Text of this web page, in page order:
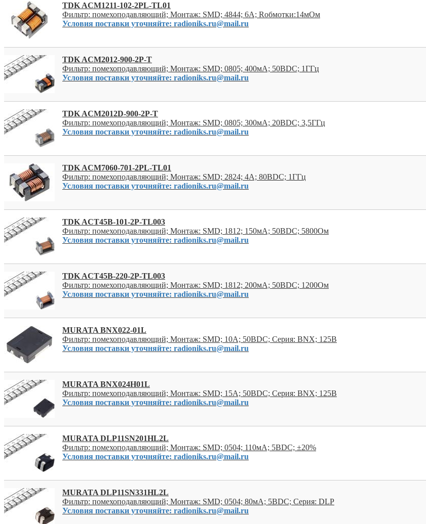
TDK ACM1211-102-2PL-TL01
Фильтр: помехоподавляющий; Монтаж: SMD; 4844; 6А; Rобмотки:14мОм
Условия поставки уточняйте: radioniks.ru@mail.ru
TDK ACM2012-900-2P-T
Фильтр: помехоподавляющий; Монтаж: SMD; 0805; 400мА; 50ВDC; 1ГГц
Условия поставки уточняйте: radioniks.ru@mail.ru
TDK ACM2012D-900-2P-T
Фильтр: помехоподавляющий; Монтаж: SMD; 0805; 300мА; 20ВDC; 3,5ГГц
Условия поставки уточняйте: radioniks.ru@mail.ru
TDK ACM7060-701-2PL-TL01
Фильтр: помехоподавляющий; Монтаж: SMD; 2824; 4А; 80ВDC; 1ГГц
Условия поставки уточняйте: radioniks.ru@mail.ru
TDK ACT45B-101-2P-TL003
Фильтр: помехоподавляющий; Монтаж: SMD; 1812; 150мА; 50ВDC; 5800Ом
Условия поставки уточняйте: radioniks.ru@mail.ru
TDK ACT45B-220-2P-TL003
Фильтр: помехоподавляющий; Монтаж: SMD; 1812; 200мА; 50ВDC; 1200Ом
Условия поставки уточняйте: radioniks.ru@mail.ru
MURATA BNX022-01L
Фильтр: помехоподавляющий; Монтаж: SMD; 10А; 50ВDC; Серия: BNX; 125В
Условия поставки уточняйте: radioniks.ru@mail.ru
MURATA BNX024H01L
Фильтр: помехоподавляющий; Монтаж: SMD; 15А; 50ВDC; Серия: BNX; 125В
Условия поставки уточняйте: radioniks.ru@mail.ru
MURATA DLP11SN201HL2L
Фильтр: помехоподавляющий; Монтаж: SMD; 0504; 110мА; 5ВDC; ±20%
Условия поставки уточняйте: radioniks.ru@mail.ru
MURATA DLP11SN331HL2L
Фильтр: помехоподавляющий; Монтаж: SMD; 0504; 80мА; 5ВDC; Серия: DLP
Условия поставки уточняйте: radioniks.ru@mail.ru